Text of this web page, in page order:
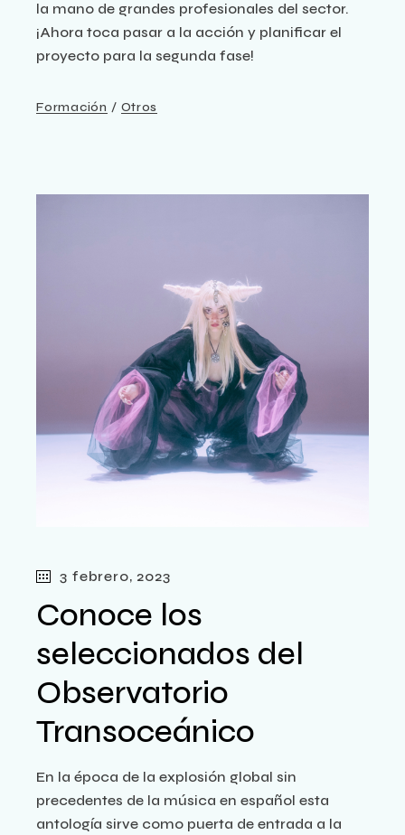
la mano de grandes profesionales del sector.
¡Ahora toca pasar a la acción y planificar el
proyecto para la segunda fase!
Formación Otros
3 febrero, 2023
Conoce los
seleccionados del
Observatorio
Transoceánico
En la época de la explosión global sin
precedentes de la música en español esta
antología sirve como puerta de entrada a la